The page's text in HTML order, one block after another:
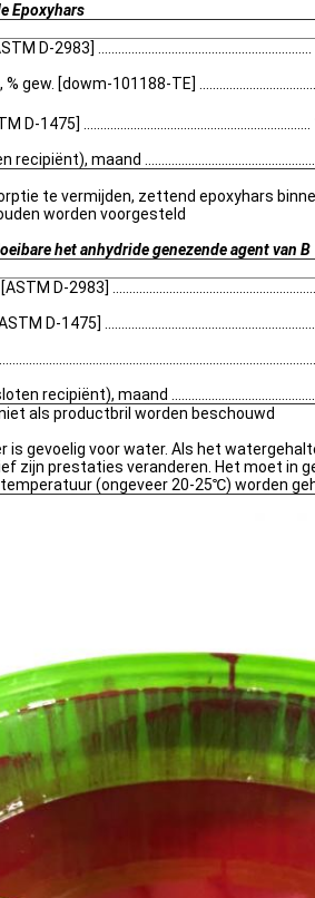
Epoxyhars
D-2983]
[dowm-101188-TE]
D-1475]
maand
te vermijden, zettend epoxyhars
worden voorgesteld
het anhydride genezende agent van B
D-2983]
D-1475]
recipiënt), maand
als productbril worden beschouwd
is gevoelig voor water. Als het
zijn prestaties veranderen. Het moet in
(ongeveer 20-25℃) worden